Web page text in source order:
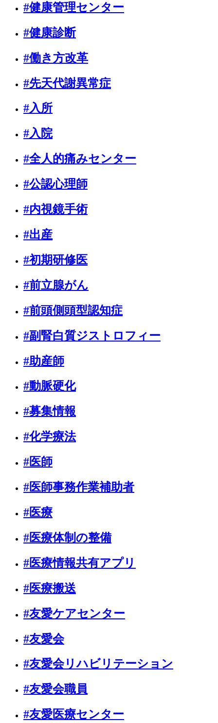
#健康管理センター
#健康診断
#働き方改革
#先天代謝異常症
#入所
#入院
#全人的痛みセンター
#公認心理師
#内視鏡手術
#出産
#初期研修医
#前立腺がん
#前頭側頭型認知症
#副腎白質ジストロフィー
#助産師
#動脈硬化
#募集情報
#化学療法
#医師
#医師事務作業補助者
#医療
#医療体制の整備
#医療情報共有アプリ
#医療搬送
#友愛ケアセンター
#友愛会
#友愛会リハビリテーション
#友愛会職員
#友愛医療センター